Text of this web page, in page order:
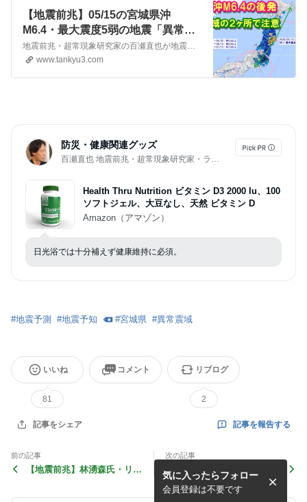
【地震前兆】05/15の宮城県沖
M6.4・最大震度5弱の地震「異常震
域の法則」で揺れそうな範囲を予測地震前兆・超常現象研究家の百瀬直也が地震予知・災害・防災・予言などを探求するWeb/ブログ
www.tankyu3.com
防災・健康関連グッズ
百瀬直也 地震前兆・超常現象研究家・ライター・ブロガー
Health Thru Nutrition ビタミン D3 2000 Iu、100
ソフトジェル、大豆なし、天然 ビタミン D
Amazon（アマゾン）
日光浴では十分補えず健康維持に必須。
#地震予測 #地震予知 #宮城県 #異常震域
いいね
81
コメント リブログ
2
記事をシェア 記事を報告する
前の記事
【地震前兆】林湧森氏・リシ
ム等前兆が揃った
次の記事
【地震前兆】イオノグラム・
稚内・九州・沖縄で不穏な波
形あり～三陸沖でスロースリ
ップ発生で後発の地
気に入ったらフォロー
会員登録は不要です